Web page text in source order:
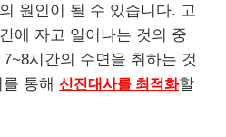
원인이 될 수 있습니다. 고
에 자고 일어나는 것의 중
시간의 수면을 취하는 것
통해 신진대사를 최적화할